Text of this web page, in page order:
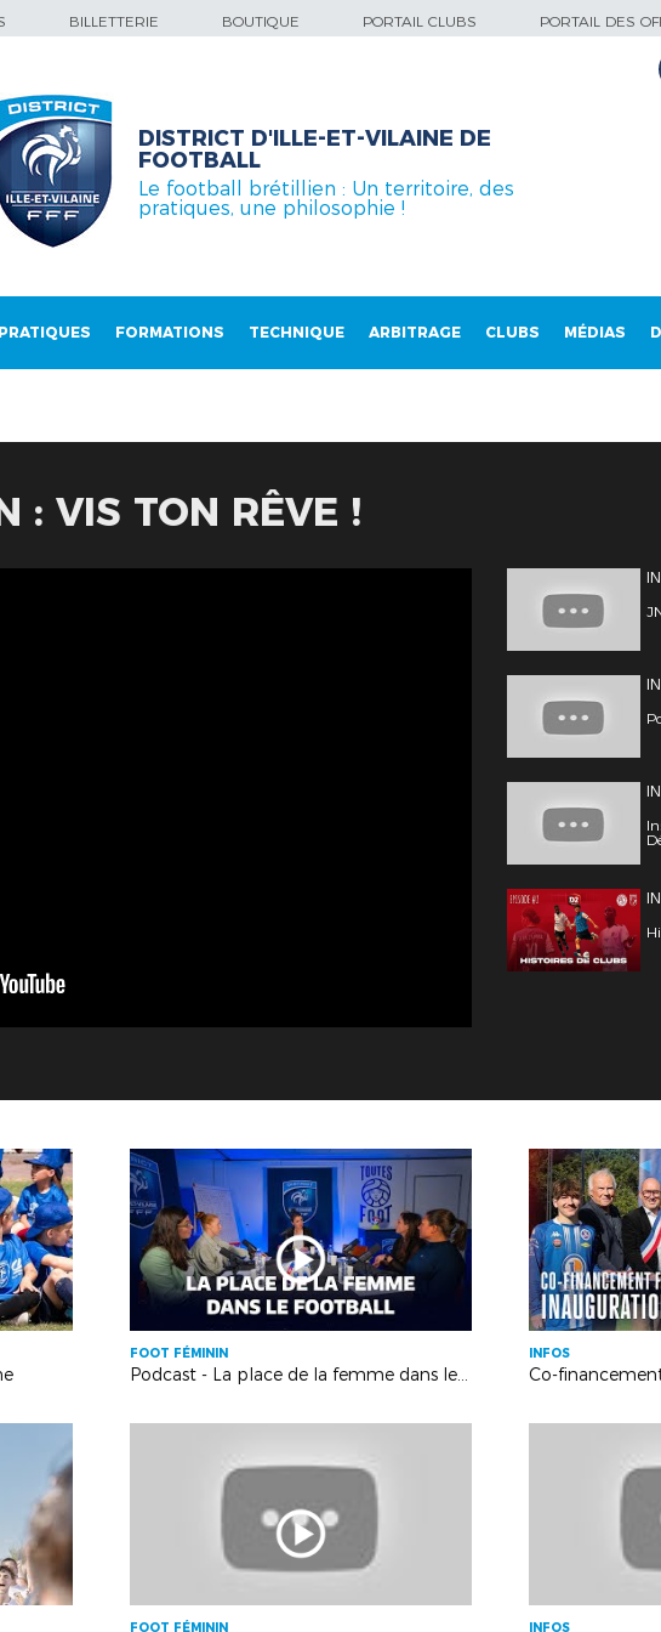
BILLETTERIE BOUTIQUE PORTAIL CLUBS PORTAIL DES
DISTRICT D'ILLE-ET-VILAINE DE
FOOTBALL
Le football brétillien : Un territoire, des
pratiques, une philosophie !
PRATIQUES FORMATIONS TECHNIQUE ARBITRAGE CLUBS MÉDIAS
: VIS TON RÊVE !
FOOT FÉMININ
Podcast - La place de la femme dans le football
INFOS
FOOT FÉMININ INFOS